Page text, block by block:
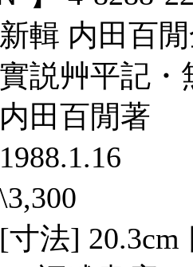
新輯 内田百
實説艸平記
田百閒著
[寸法]